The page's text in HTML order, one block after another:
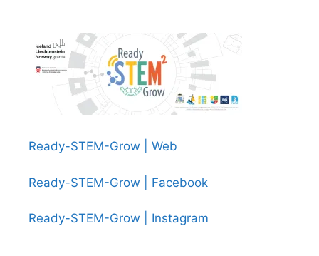
dan
Ready-STEM-Grow | Web
Ready-STEM-Grow | Facebook
Ready-STEM-Grow | Instagram